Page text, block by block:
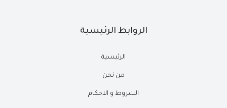
الروابط الرئيسية
الرئيسية
من نحن
الشروط و الاحكام